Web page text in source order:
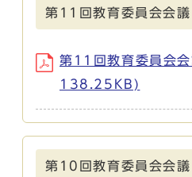
第11回教育委員会会議
第11回教育委員会
138.25KB)
第10回教育委員会会議